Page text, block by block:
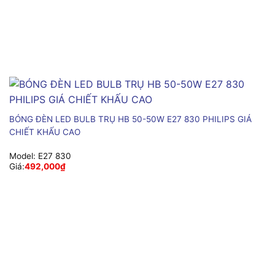
BÓNG ĐÈN LED BULB TRỤ HB 50-50W E27 830 PHILIPS GIÁ
CHIẾT KHẤU CAO
Model: E27 830
Giá:492,000₫